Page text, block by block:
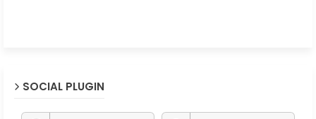
SOCIAL PLUGIN